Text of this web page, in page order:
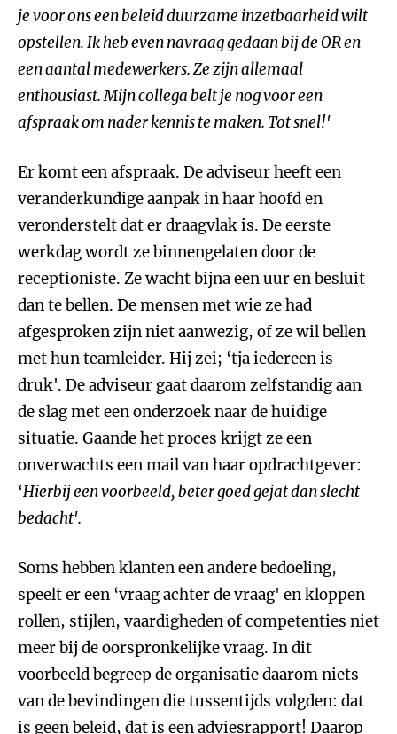
je voor ons een beleid duurzame inzetbaarheid wilt
opstellen. Ik heb even navraag gedaan bij de OR en
een aantal medewerkers. Ze zijn allemaal
enthousiast. Mijn collega belt je nog voor een
afspraak om nader kennis te maken. Tot snel!'
Er komt een afspraak. De adviseur heeft een
veranderkundige aanpak in haar hoofd en
veronderstelt dat er draagvlak is. De eerste
werkdag wordt ze binnengelaten door de
receptioniste. Ze wacht bijna een uur en besluit
dan te bellen. De mensen met wie ze had
afgesproken zijn niet aanwezig, of ze wil bellen
met hun teamleider. Hij zei; ‘tja iedereen is
druk'. De adviseur gaat daarom zelfstandig aan
de slag met een onderzoek naar de huidige
situatie. Gaande het proces krijgt ze een
onverwachts een mail van haar opdrachtgever:
‘Hierbij een voorbeeld, beter goed gejat dan slecht
bedacht'.
Soms hebben klanten een andere bedoeling,
speelt er een ‘vraag achter de vraag' en kloppen
rollen, stijlen, vaardigheden of competenties niet
meer bij de oorspronkelijke vraag. In dit
voorbeeld begreep de organisatie daarom niets
van de bevindingen die tussentijds volgden: dat
is geen beleid, dat is een adviesrapport! Daarop